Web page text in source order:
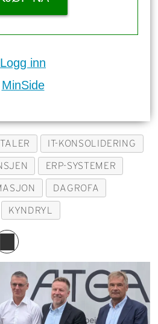
Logg inn
MinSide
IT-KONSOLIDERING
ERP-SYSTEMER
DAGROFA
KYNDRYL